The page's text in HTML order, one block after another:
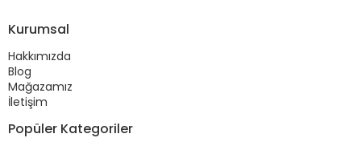
Kurumsal
Hakkımızda
Blog
Mağazamız
İletişim
Popüler Kategoriler